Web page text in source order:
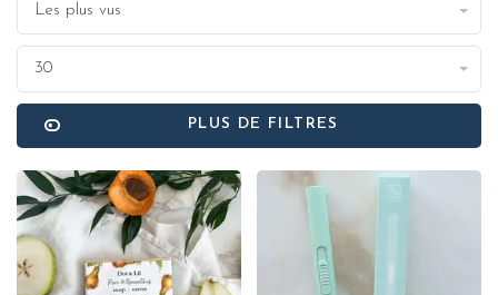
Les plus vus
30
PLUS DE FILTRES